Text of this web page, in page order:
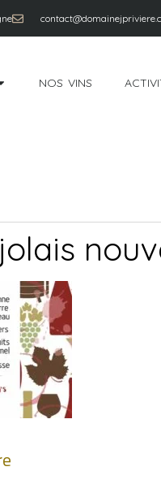
NOS VINS